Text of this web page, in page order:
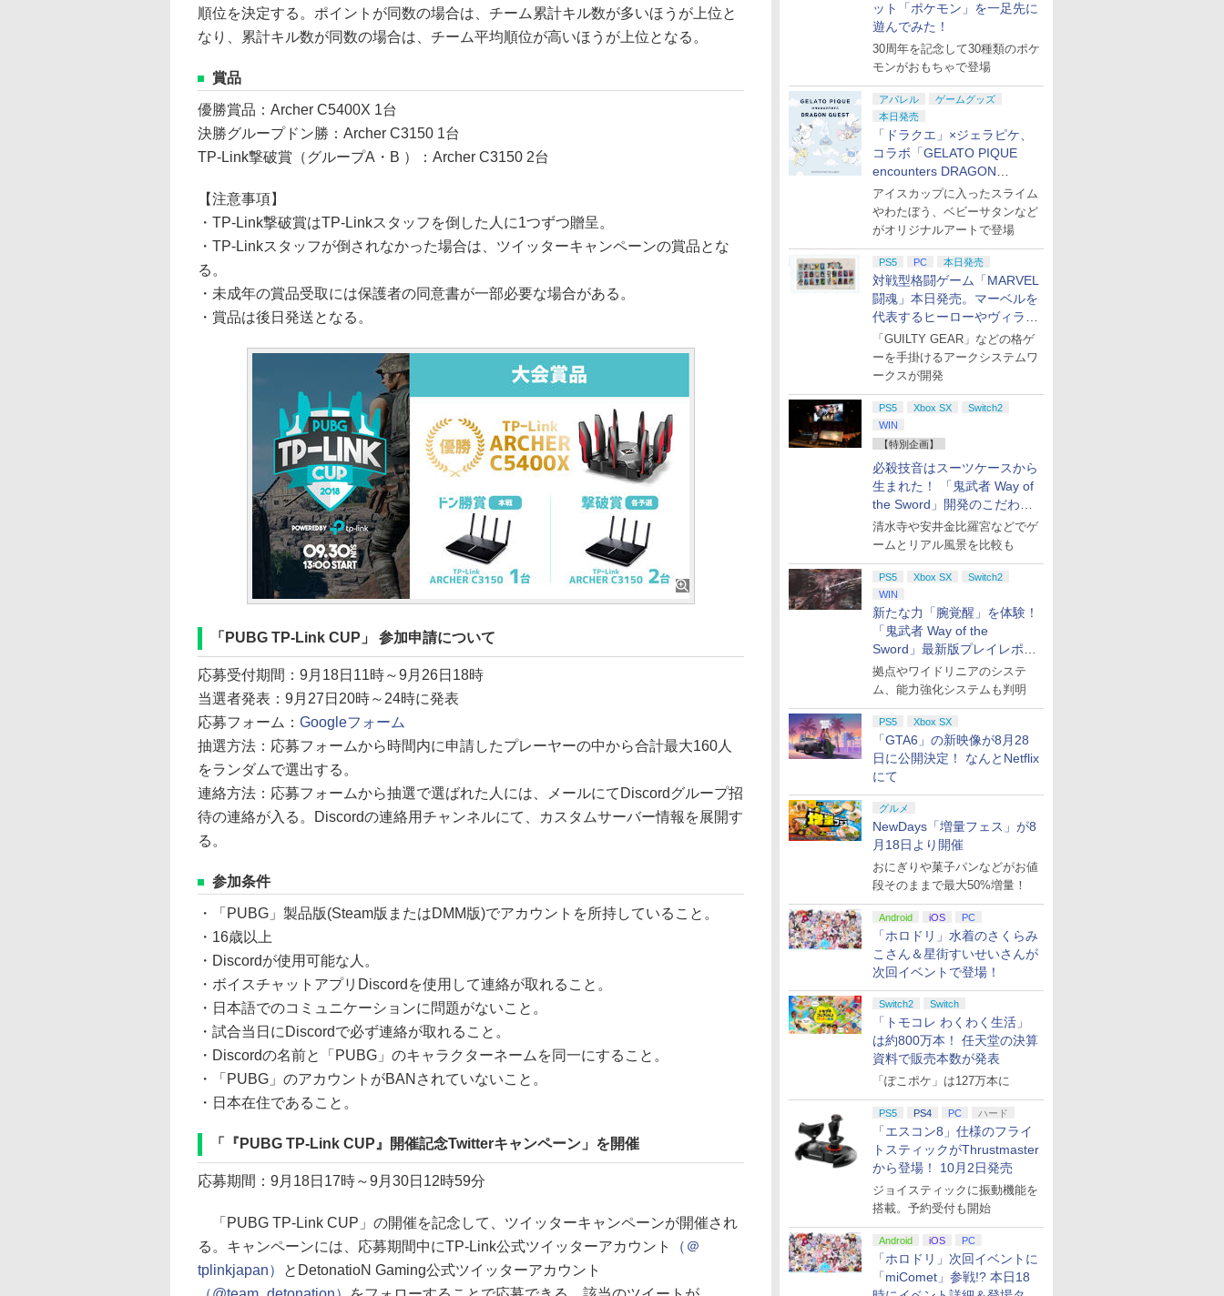
ット「ポケモン」を一足先に
遊んでみた！
30周年を記念して30種類のポケ
モンがおもちゃで登場
アパレル
ゲームグッズ
本日発売
「ドラクエ」×ジェラピケ、
コラボ「GELATO PIQUE
encounters DRAGON
QUEST」第2弾が本日発売
アイスカップに入ったスライム
やわたぼう、ベビーサタンなど
がオリジナルアートで登場
PS5 PC 本日発売
対戦型格闘ゲーム「MARVEL
闘魂」本日発売。マーベルを
代表するヒーローやヴィラン
たちが登場
「GUILTY GEAR」などの格ゲ
ーを手掛けるアークシステムワ
ークスが開発
PS5 Xbox SX
Switch2
WIN
【特別企画】
必殺技音はスーツケースから
生まれた！ 「鬼武者 Way of
the Sword」開発のこだわり
を目撃！
清水寺や安井金比羅宮などでゲ
ームとリアル風景を比較も
PS5 Xbox SX
Switch2
WIN
新たな力「腕覚醒」を体験！
「鬼武者 Way of the
Sword」最新版プレイレポー
ト
拠点やワイドリニアのシステ
ム、能力強化システムも判明
PS5 Xbox SX
「GTA6」の新映像が8月28
日に公開決定！ なんとNetflix
にて
グルメ
NewDays「増量フェス」が8
月18日より開催
おにぎりや菓子パンなどがお値
段そのままで最大50%増量！
Android iOS PC
「ホロドリ」水着のさくらみ
こさん＆星街すいせいさんが
次回イベントで登場！
Switch2 Switch
「トモコレ わくわく生活」
は約800万本！ 任天堂の決算
資料で販売本数が発表
「ぽこポケ」は127万本に
PS5 PS4 PC ハード
「エスコン8」仕様のフライ
トスティックがThrustmaster
から登場！ 10月2日発売
ジョイスティックに振動機能を
搭載。予約受付も開始
Android iOS PC
「ホロドリ」次回イベントに
「miComet」参戦!? 本日18
順位を決定する。ポイントが同数の場合は、チーム累計キル数が多いほうが上位と
なり、累計キル数が同数の場合は、チーム平均順位が高いほうが上位となる。
賞品
優勝賞品：Archer C5400X 1台
決勝グループドン勝：Archer C3150 1台
TP-Link撃破賞（グループA・B ）：Archer C3150 2台
【注意事項】
・TP-Link撃破賞はTP-Linkスタッフを倒した人に1つずつ贈呈。
・TP-Linkスタッフが倒されなかった場合は、ツイッターキャンペーンの賞品とな
る。
・未成年の賞品受取には保護者の同意書が一部必要な場合がある。
・賞品は後日発送となる。
「PUBG TP-Link CUP」 参加申請について
応募受付期間：9月18日11時～9月26日18時
当選者発表：9月27日20時～24時に発表
応募フォーム： Googleフォーム
抽選方法：応募フォームから時間内に申請したプレーヤーの中から合計最大160人
をランダムで選出する。
連絡方法：応募フォームから抽選で選ばれた人には、メールにてDiscordグループ招
待の連絡が入る。Discordの連絡用チャンネルにて、カスタムサーバー情報を展開す
る。
参加条件
・「PUBG」製品版(Steam版またはDMM版)でアカウントを所持していること。
・16歳以上
・Discordが使用可能な人。
・ボイスチャットアプリDiscordを使用して連絡が取れること。
・日本語でのコミュニケーションに問題がないこと。
・試合当日にDiscordで必ず連絡が取れること。
・Discordの名前と「PUBG」のキャラクターネームを同一にすること。
・「PUBG」のアカウントがBANされていないこと。
・日本在住であること。
「『PUBG TP-Link CUP』開催記念Twitterキャンペーン」を開催
応募期間：9月18日17時～9月30日12時59分
「PUBG TP-Link CUP」の開催を記念して、ツイッターキャンペーンが開催され
る。キャンペーンには、応募期間中にTP-Link公式ツイッターアカウント
（＠
tplinkjapan）
とDetonatioN Gaming公式ツイッターアカウント